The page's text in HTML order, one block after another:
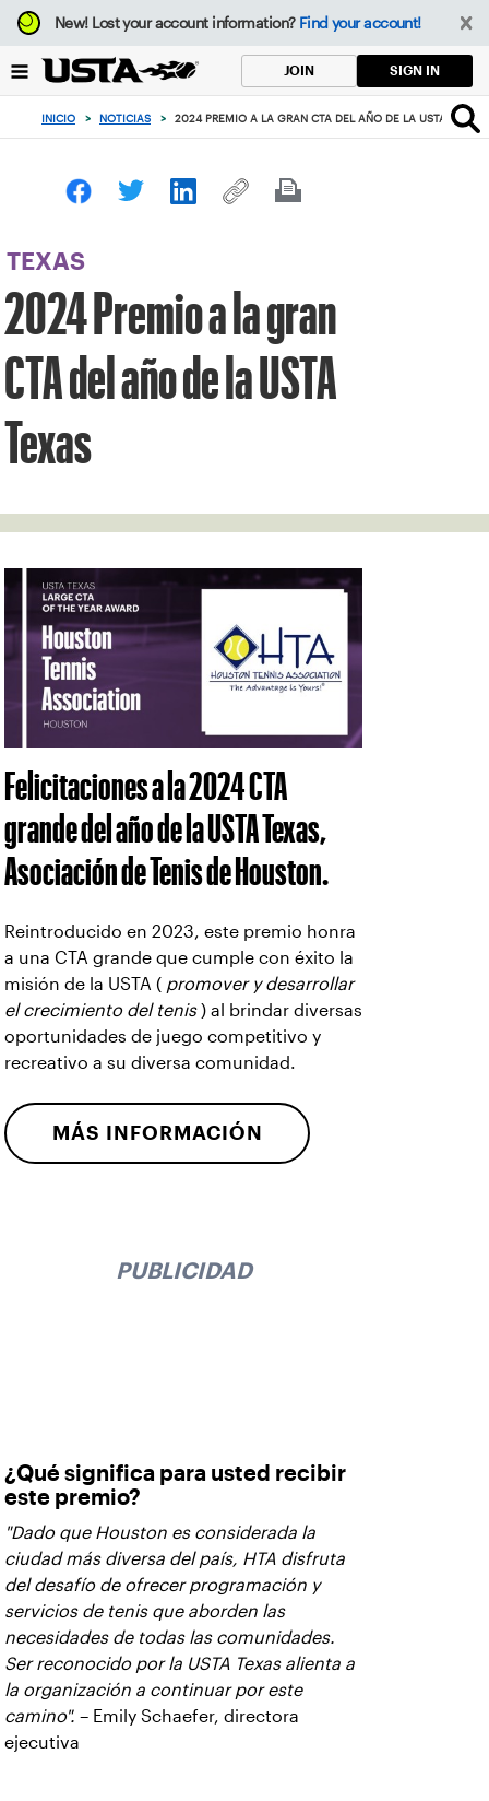
Enfoque
desde
botón
volver
principio
New!Lost your account information? Find your account!
JOIN SIGN IN
INICIO > NOTICIAS > 2024 PREMIO A LA GRAN CTA DEL AÑO DE LA USTA TEXAS
TEXAS
2024 Premio a la gran
CTA del año de la USTA
Texas
Felicitaciones a la 2024 CTA
grande del año de la USTA Texas,
Asociación de Tenis de Houston.
Reintroducido en 2023, este premio honra
a una CTA grande que cumple con éxito la
misión de la USTA ( promover y desarrollar
el crecimiento del tenis) al brindar diversas
oportunidades de juego competitivo y
recreativo a su diversa comunidad.
MÁS INFORMACIÓN
PUBLICIDAD
¿Qué significa para usted recibir
este premio?
"Dado que Houston es considerada la
ciudad más diversa del país, HTA disfruta
del desafío de ofrecer programación y
servicios de tenis que aborden las
necesidades de todas las comunidades.
Ser reconocido por la USTA Texas alienta a
la organización a continuar por este
camino". – Emily Schaefer, directora
ejecutiva